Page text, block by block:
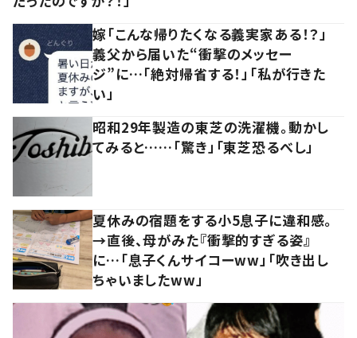
嫁「こんな帰りたくなる義実家ある！？」
義父から届いた“衝撃のメッセー
ジ”に…「絶対帰省する！」「私が行きた
い」
昭和29年製造の東芝の洗濯機。動かし
てみると……「驚き」「東芝恐るべし」
夏休みの宿題をする小5息子に違和感。
→直後、母がみた『衝撃的すぎる姿』
に…「息子くんサイコーww」「吹き出し
ちゃいましたww」